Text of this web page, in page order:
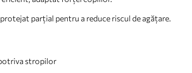
parțial pentru a reduce riscul de agățare.
stropilor